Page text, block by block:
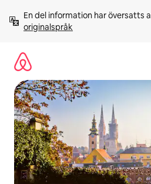
innehåll
En del information har översatts
originalspråk